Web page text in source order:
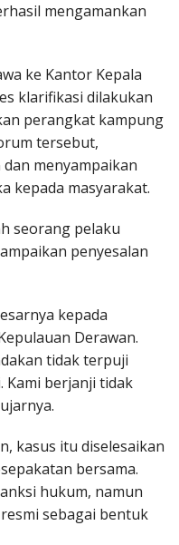
mengamankan
ke Kantor Kepala
klarifikasi dilakukan
perangkat kampung
tersebut,
menyampaikan
kepada masyarakat.
seorang pelaku
penyesalan
kepada
Derawan.
tidak terpuji
Kami berjanji tidak
kasus itu diselesaikan
bersama.
hukum, namun
sebagai bentuk